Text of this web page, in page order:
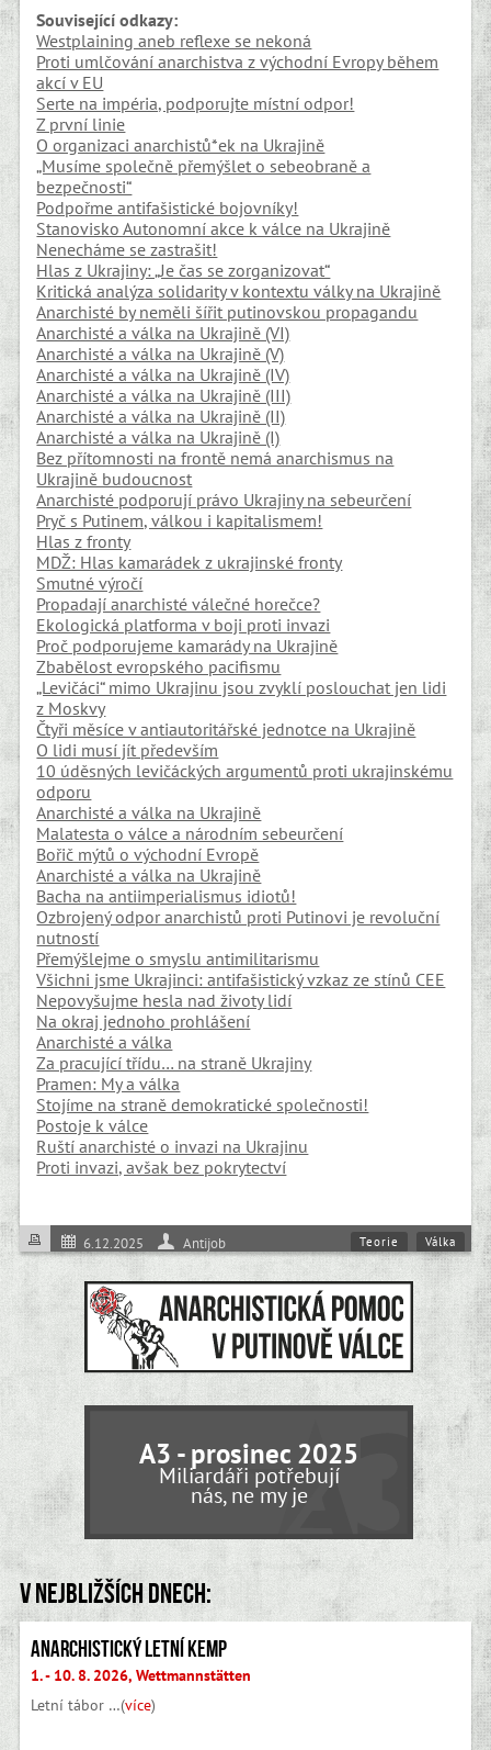
Související odkazy:
Westplaining aneb reflexe se nekoná
Proti umlčování anarchistva z východní Evropy během
akcí v EU
Serte na impéria, podporujte místní odpor!
Z první linie
O organizaci anarchistů*ek na Ukrajině
„Musíme společně přemýšlet o sebeobraně a
bezpečnosti“
Podpořme antifašistické bojovníky!
Stanovisko Autonomní akce k válce na Ukrajině
Nenecháme se zastrašit!
Hlas z Ukrajiny: „Je čas se zorganizovat“
Kritická analýza solidarity v kontextu války na Ukrajině
Anarchisté by neměli šířit putinovskou propagandu
Anarchisté a válka na Ukrajině (VI)
Anarchisté a válka na Ukrajině (V)
Anarchisté a válka na Ukrajině (IV)
Anarchisté a válka na Ukrajině (III)
Anarchisté a válka na Ukrajině (II)
Anarchisté a válka na Ukrajině (I)
Bez přítomnosti na frontě nemá anarchismus na
Ukrajině budoucnost
Anarchisté podporují právo Ukrajiny na sebeurčení
Pryč s Putinem, válkou i kapitalismem!
Hlas z fronty
MDŽ: Hlas kamarádek z ukrajinské fronty
Smutné výročí
Propadají anarchisté válečné horečce?
Ekologická platforma v boji proti invazi
Proč podporujeme kamarády na Ukrajině
Zbabělost evropského pacifismu
„Levičáci“ mimo Ukrajinu jsou zvyklí poslouchat jen lidi
z Moskvy
Čtyři měsíce v antiautoritářské jednotce na Ukrajině
O lidi musí jít především
10 úděsných levičáckých argumentů proti ukrajinskému
odporu
Anarchisté a válka na Ukrajině
Malatesta o válce a národním sebeurčení
Bořič mýtů o východní Evropě
Anarchisté a válka na Ukrajině
Bacha na antiimperialismus idiotů!
Ozbrojený odpor anarchistů proti Putinovi je revoluční
nutností
Přemýšlejme o smyslu antimilitarismu
Všichni jsme Ukrajinci: antifašistický vzkaz ze stínů CEE
Nepovyšujme hesla nad životy lidí
Na okraj jednoho prohlášení
Anarchisté a válka
Za pracující třídu… na straně Ukrajiny
Pramen: My a válka
Stojíme na straně demokratické společnosti!
Postoje k válce
Ruští anarchisté o invazi na Ukrajinu
Proti invazi, avšak bez pokrytectví
6.12.2025 Antijob Teorie Válka
A3 - prosinec 2025
Miliardáři potřebují
nás, ne my je
V nejbližších dnech:
Anarchistický letní kemp
1. - 10. 8. 2026, Wettmannstätten
Letní tábor …(více)